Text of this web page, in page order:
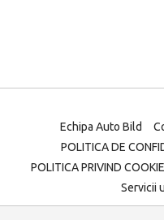
Echipa Auto Bild
POLITICA DE
POLITICA PRIVIND
Servicii